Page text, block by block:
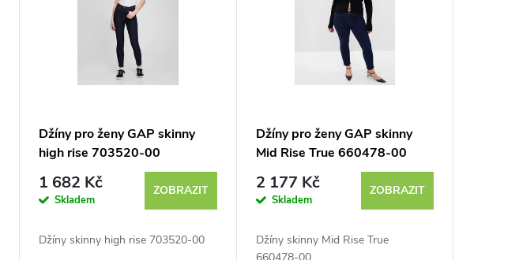
Džíny pro ženy GAP skinny
high rise 703520-00
1 682 Kč
Skladem
ZOBRAZIT
Džíny skinny high rise 703520-00
Džíny pro ženy GAP skinny
Mid Rise True 660478-00
2 177 Kč
Skladem
ZOBRAZIT
Džíny skinny Mid Rise True